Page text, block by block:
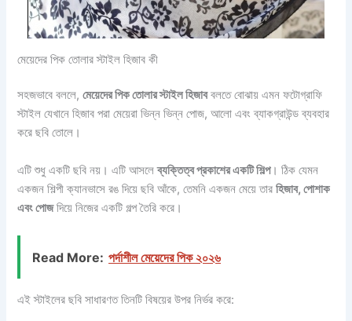
মেয়েদের পিক তোলার স্টাইল হিজাব কী
সহজভাবে বললে,মেয়েদের পিক তোলার স্টাইল হিজাববলতে বোঝায় এমন ফটোগ্রাফি
স্টাইল যেখানে হিজাব পরা মেয়েরা ভিন্ন ভিন্ন পোজ, আলো এবং ব্যাকগ্রাউন্ড ব্যবহার
করে ছবি তোলে।
এটি শুধু একটি ছবি নয়। এটি আসলেব্যক্তিত্ব প্রকাশের একটি শিল্প। ঠিক যেমন
একজন শিল্পী ক্যানভাসে রঙ দিয়ে ছবি আঁকে, তেমনি একজন মেয়ে তারহিজাব, পোশাক
এবং পোজদিয়ে নিজের একটি গল্প তৈরি করে।
Read More: পর্দাশীল মেয়েদের পিক ২০২৬
এই স্টাইলের ছবি সাধারণত তিনটি বিষয়ের উপর নির্ভর করে: